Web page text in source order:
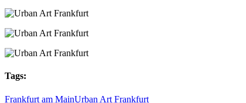
Tags:
Frankfurt am MainUrban Art Frankfurt